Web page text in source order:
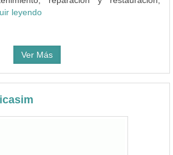
leyendo
Ver Más